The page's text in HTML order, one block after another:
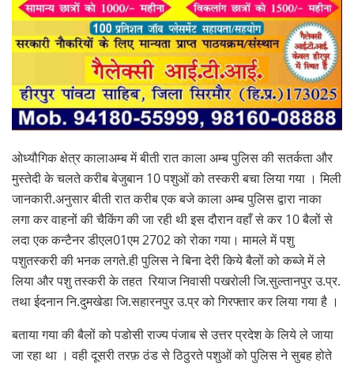
ओध्यौगिक क्षेत्र कालाअम्ब में बीती रात काला अम्ब पुलिस की सतर्कता और
मुस्तेदी के चलते करीब बेजुबान 10 पशुओं को तस्करी बचा लिया गया । मिली
जानकारी.अनुसार बीती रात करीब एक बजे काला अम्ब पुलिस द्वारा नाका
लगा कर वाहनों की चैकिंग की जा रही थी इस दौरान वहाँ से कर 10 बैलों से
लदा एक कन्टैनर डीएल01एम 2702 को रोका गया। मामले में पशु
पशुतस्करी की भनक लगते.ही पुलिस ने बिना देरी किये बैलों को कब्जे में ले
लिया और पशु तस्करी के तहत रियाज निवासी पखरोली जि.सुल्तानपुर उ.प्र.
तथा ईदनान नि.दुमखेडा जि.सहारनपुर उ.प्र को गिरफ्तार कर लिया गया है ।
बताया गया की बैलों को पडोसी राज्य पंजाब से उत्तर प्रदेश के लिये ले जाया
जा रहा था । वही दूसरी तरफ़ ठंड से ठिठुरते पशुओं को पुलिस ने सुबह होते